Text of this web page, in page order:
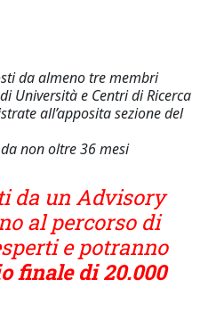
da almeno tre membri
Università e Centri di Ricerca
all’apposita sezione del
non oltre 36 mesi
da un Advisory
al percorso di
e potranno
finale di 20.000